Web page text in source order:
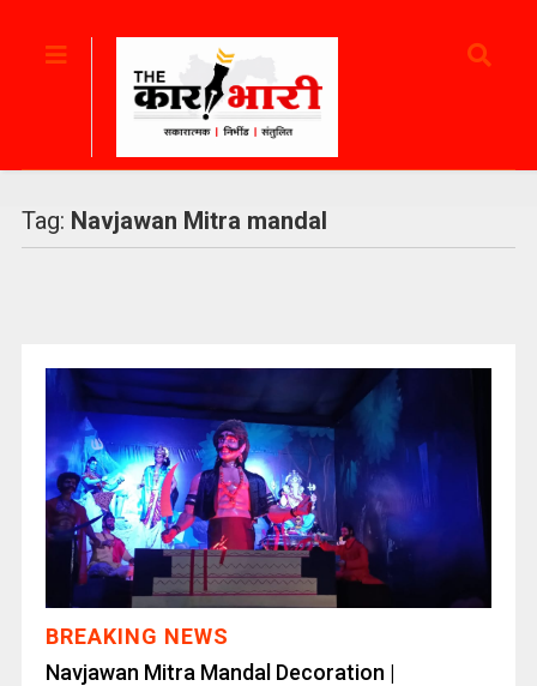
Tag: Navjawan Mitra mandal
BREAKING NEWS
Navjawan Mitra Mandal Decoration |